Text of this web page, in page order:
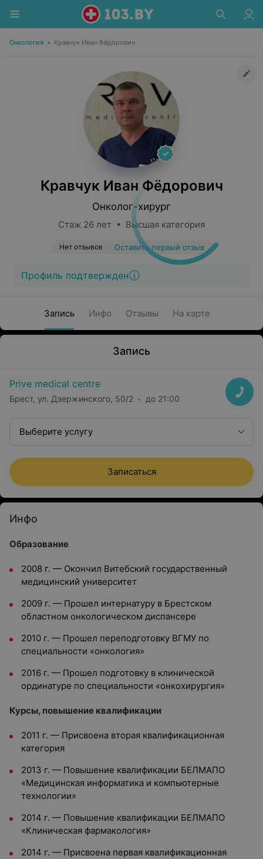
Онкология • Кравчук Иван Фёдорович
Кравчук Иван Фёдорович
Онколог-хирург
Стаж 26 лет • Высшая категория
Нет отзывов Оставить первый отзыв
Профиль подтвержден
Запись Инфо Отзывы На карте
Запись
Prive medical centre
Брест, ул. Дзержинского, 50/2 до 21:00
Выберите услугу
Записаться
Инфо
Образование
2008 г. — Окончил Витебский государственный
медицинский университет
2009 г. — Прошел интернатуру в Брестском
областном онкологическом диспансере
2010 г. — Прошел переподготовку ВГМУ по
специальности «онкология»
2016 г. — Прошел подготовку в клинической
ординатуре по специальности «онкохирургия»
Курсы, повышение квалификации
2011 г. — Присвоена вторая квалификационная
категория
2013 г. — Повышение квалификации БЕЛМАПО
«Медицинская информатика и компьютерные
технологии»
2014 г. — Повышение квалификации БЕЛМАПО
«Клиническая фармакология»
2014 г. — Присвоена первая квалификационная